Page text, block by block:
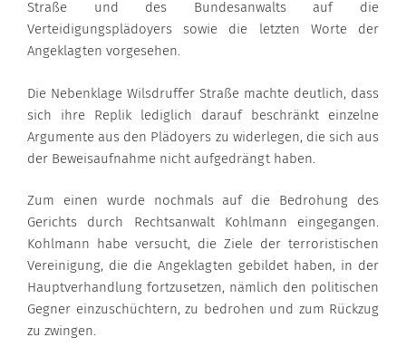
Straße und des Bundesanwalts auf die
Verteidigungsplädoyers sowie die letzten Worte der
Angeklagten vorgesehen.
Die Nebenklage Wilsdruffer Straße machte deutlich, dass
sich ihre Replik lediglich darauf beschränkt einzelne
Argumente aus den Plädoyers zu widerlegen, die sich aus
der Beweisaufnahme nicht aufgedrängt haben.
Zum einen wurde nochmals auf die Bedrohung des
Gerichts durch Rechtsanwalt Kohlmann eingegangen.
Kohlmann habe versucht, die Ziele der terroristischen
Vereinigung, die die Angeklagten gebildet haben, in der
Hauptverhandlung fortzusetzen, nämlich den politischen
Gegner einzuschüchtern, zu bedrohen und zum Rückzug
zu zwingen.